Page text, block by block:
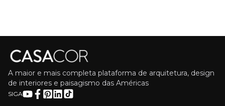
A maior e mais completa plataforma de arquitetura, design
de interiores e paisagismo das Américas
SIGA